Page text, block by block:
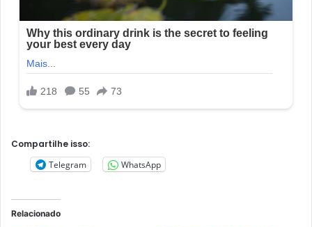
Compartilhe isso:
Telegram
WhatsApp
Relacionado